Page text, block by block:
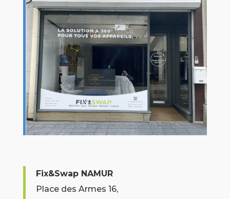
Fix&Swap NAMUR
Place des Armes 16,